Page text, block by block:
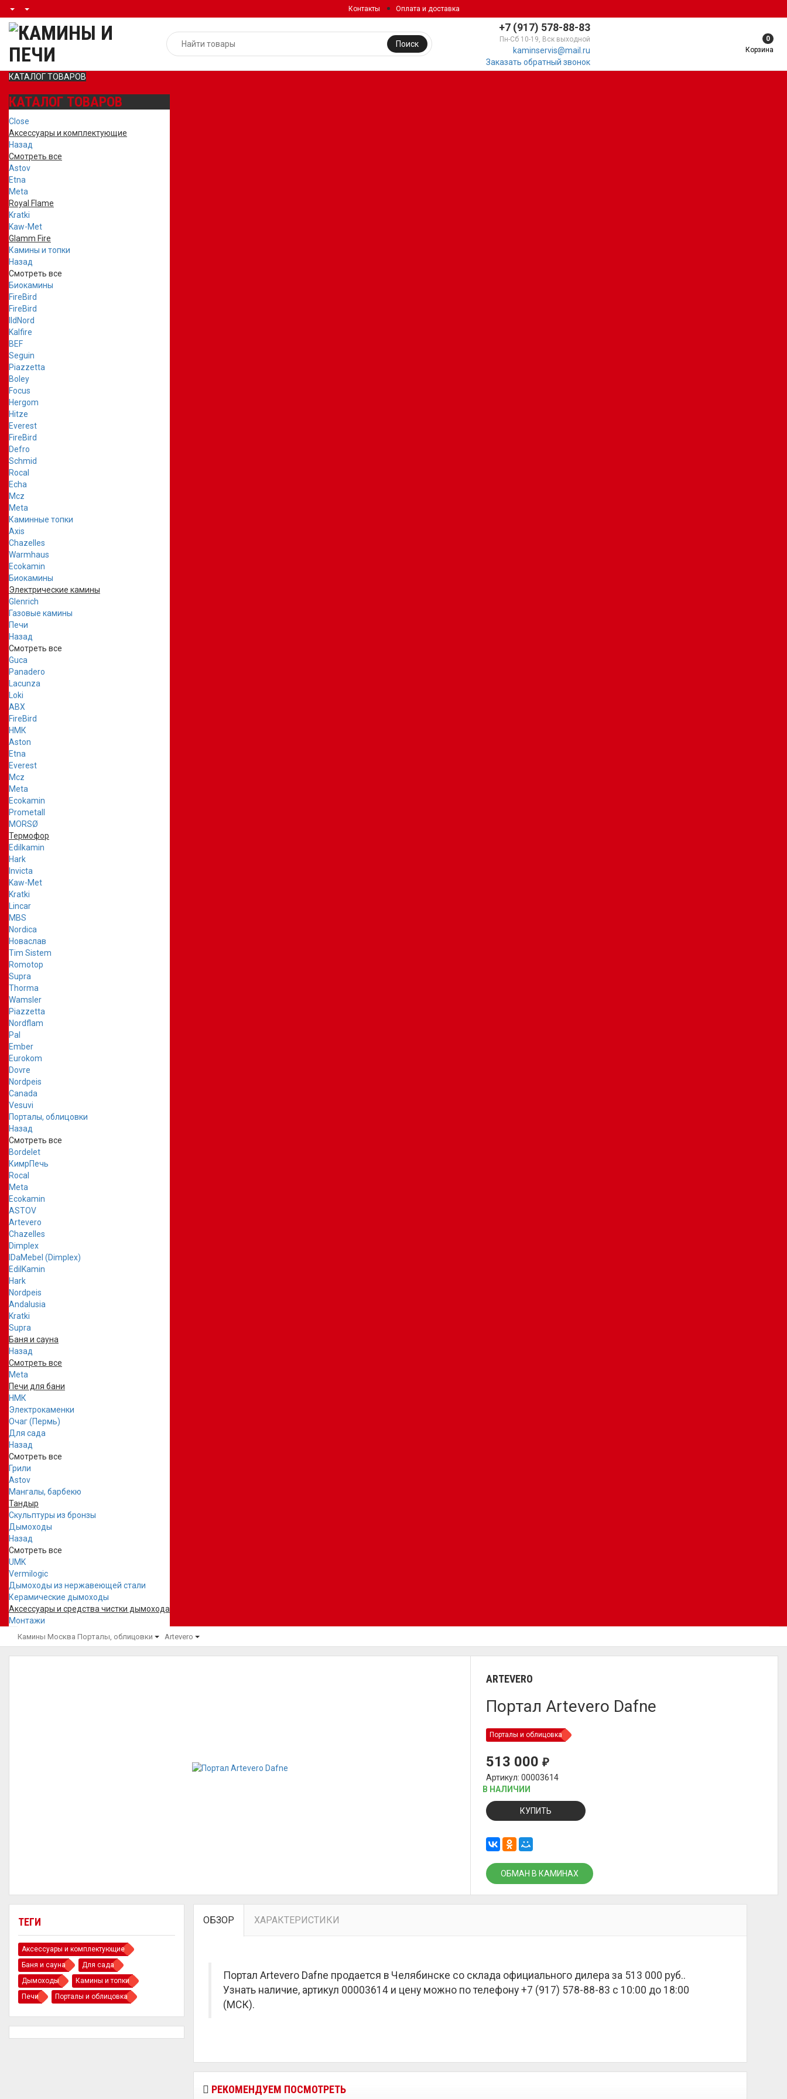
Контакты Оплата и доставка
+7 (917) 578-88-83
Пн-Сб 10-19, Вск выходной
kaminservis@mail.ru
Заказать обратный звонок
Поиск
0
Корзина
КАТАЛОГ ТОВАРОВ
КАТАЛОГ ТОВАРОВ
Close
Аксессуары и комплектующие
Назад
Смотреть все
Astov
Etna
Meta
Royal Flame
Kratki
Kaw-Met
Glamm Fire
Камины и топки
Назад
Смотреть все
Биокамины
FireBird
FireBird
IldNord
Kalfire
BEF
Seguin
Piazzetta
Boley
Focus
Hergom
Hitze
Everest
FireBird
Defro
Schmid
Rocal
Echa
Mcz
Meta
Каминные топки
Axis
Chazelles
Warmhaus
Ecokamin
Биокамины
Электрические камины
Glenrich
Газовые камины
Печи
Назад
Смотреть все
Guca
Panadero
Lacunza
Loki
ABX
FireBird
НМК
Aston
Etna
Everest
Mcz
Meta
Ecokamin
Prometall
MORSØ
Термофор
Edilkamin
Hark
Invicta
Kaw-Met
Kratki
Lincar
MBS
Nordica
Новаслав
Tim Sistem
Romotop
Supra
Thorma
Wamsler
Piazzetta
Nordflam
Pal
Ember
Eurokom
Dovre
Nordpeis
Canada
Vesuvi
Порталы, облицовки
Назад
Смотреть все
Bordelet
КимрПечь
Rocal
Meta
Ecokamin
ASTOV
Artevero
Chazelles
Dimplex
IDaMebel (Dimplex)
EdilKamin
Hark
Nordpeis
Andalusia
Kratki
Supra
Баня и сауна
Назад
Смотреть все
Meta
Печи для бани
НМК
Электрокаменки
Очаг (Пермь)
Для сада
Назад
Смотреть все
Грили
Astov
Мангалы, барбекю
Тандыр
Скульптуры из бронзы
Дымоходы
Назад
Смотреть все
UMK
Vermilogic
Дымоходы из нержавеющей стали
Керамические дымоходы
Аксессуары и средства чистки дымохода
Монтажи
Камины Москва Порталы, облицовки Artevero
ARTEVERO
Портал Artevero Dafne
Порталы и облицовка
513 000₽
Артикул: 00003614
В НАЛИЧИИ
КУПИТЬ
ОБМАН В КАМИНАХ
ТЕГИ
Аксессуары и комплектующие
Баня и сауна
Для сада
Дымоходы
Камины и топки
Печи
Порталы и облицовка
ОБЗОР ХАРАКТЕРИСТИКИ
Портал Artevero Dafne продается в Челябинске со склада официального дилера за 513 000 руб..
Узнать наличие, артикул 00003614 и цену можно по телефону +7 (917) 578-88-83 с 10:00 до 18:00
(МСК).
РЕКОМЕНДУЕМ ПОСМОТРЕТЬ